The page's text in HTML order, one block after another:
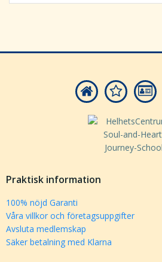
Praktisk information
100% nöjd Garanti
Våra villkor och företagsuppgifter
Avsluta medlemskap
Säker betalning med Klarna